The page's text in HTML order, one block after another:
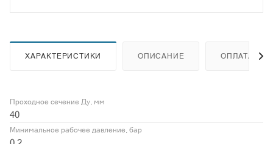
ХАРАКТЕРИСТИКИ ОПИСАНИЕ ОПЛАТА
Проходное сечение Ду, мм
40
Минимальное рабочее давление, бар